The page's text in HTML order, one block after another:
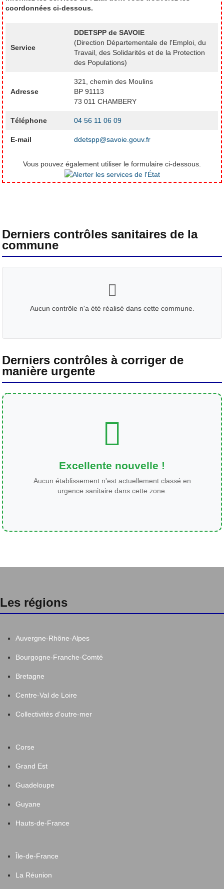
coordonnées ci-dessous.
Service
DDETSPP de SAVOIE
(Direction Départementale de l'Emploi, du
Travail, des Solidarités et de la Protection
des Populations)
Adresse
321, chemin des Moulins
BP 91113
73 011 CHAMBERY
Téléphone 04 56 11 06 09
E-mail ddetspp@savoie.gouv.fr
Vous pouvez également utiliser le formulaire ci-dessous.
Derniers contrôles sanitaires de la
commune
Aucun contrôle n'a été réalisé dans cette commune.
Derniers contrôles à corriger de
manière urgente
Excellente nouvelle !
Aucun établissement n'est actuellement classé en
urgence sanitaire dans cette zone.
Les régions
Auvergne-Rhône-Alpes
Bourgogne-Franche-Comté
Bretagne
Centre-Val de Loire
Collectivités d'outre-mer
Corse
Grand Est
Guadeloupe
Guyane
Hauts-de-France
Île-de-France
La Réunion